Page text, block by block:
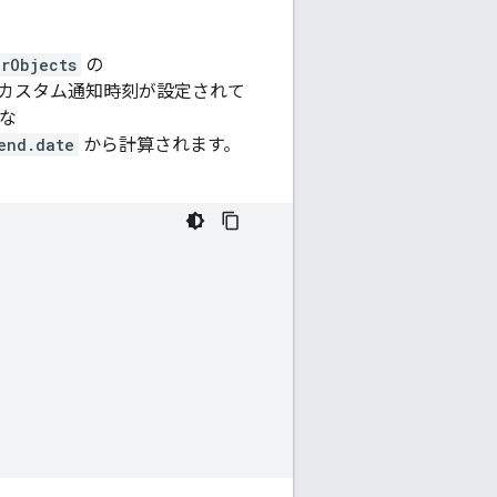
の
スタム通知時刻が設定されて
から計算されます。